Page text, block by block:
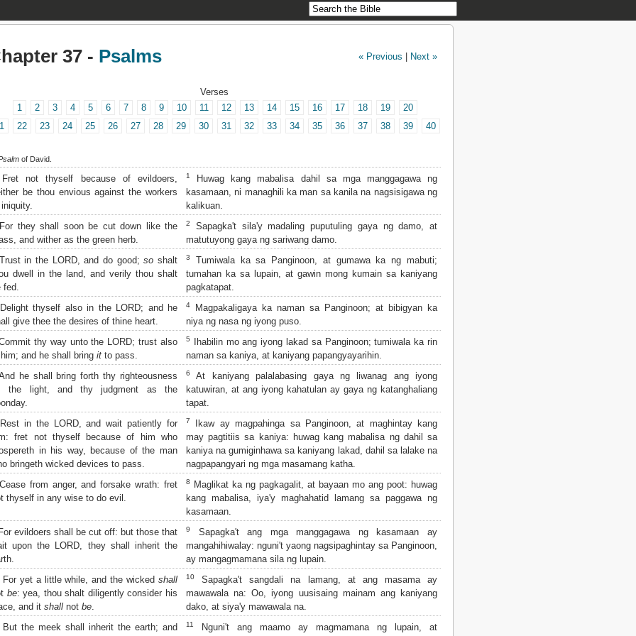
37 - Psalms « Previous Next »
Verses
1
2 3 4 5 6 7 8 9 10 11 12 13 14 15 16 17 18 19
20
22 23 24 25 26 27 28 29 30 31 32 33 34 35 36 37 38 39 40
of David.
Fret not thyself because of evildoers,
be thou envious against the workers
1
Huwag kang mabalisa dahil sa mga manggagawa ng
kasamaan, ni managhili ka man sa kanila na nagsisigawa ng
kalikuan.
For they shall soon be cut down like the
and wither as the green herb.
2
Sapagka't sila'y madaling puputuling gaya ng damo, at
matutuyong gaya ng sariwang damo.
Trust in the LORD, and do good;so shalt
dwell in the land, and verily thou shalt
fed.
3
Tumiwala ka sa Panginoon, at gumawa ka ng mabuti;
tumahan ka sa lupain, at gawin mong kumain sa kaniyang
pagkatapat.
Delight thyself also in the LORD; and he
give thee the desires of thine heart.
4
Magpakaligaya ka naman sa Panginoon; at bibigyan ka
niya ng nasa ng iyong puso.
thy way unto the LORD; trust also
and he shall bring it to pass.
5
Ihabilin mo ang iyong lakad sa Panginoon; tumiwala ka rin
naman sa kaniya, at kaniyang papangyayarihin.
he shall bring forth thy righteousness
the light, and thy judgment as the
6
At kaniyang palalabasing gaya ng liwanag ang iyong
katuwiran, at ang iyong kahatulan ay gaya ng katanghaliang
tapat.
Rest in the LORD, and wait patiently for
fret not thyself because of him who
in his way, because of the man
bringeth wicked devices to pass.
7
Ikaw ay magpahinga sa Panginoon, at maghintay kang
may pagtitiis sa kaniya: huwag kang mabalisa ng dahil sa
kaniya na gumiginhawa sa kaniyang lakad, dahil sa lalake na
nagpapangyari ng mga masamang katha.
Cease from anger, and forsake wrath: fret
thyself in any wise to do evil.
8
Maglikat ka ng pagkagalit, at bayaan mo ang poot: huwag
kang mabalisa, iya'y maghahatid lamang sa paggawa ng
kasamaan.
For evildoers shall be cut off: but those that
upon the LORD, they shall inherit the
9
Sapagka't ang mga manggagawa ng kasamaan ay
mangahihiwalay: nguni't yaong nagsipaghintay sa Panginoon,
ay mangagmamana sila ng lupain.
For yet a little while, and the wicked shall
be: yea, thou shalt diligently consider his
and it shall not be
10
Sapagka't sangdali na lamang, at ang masama ay
mawawala na: Oo, iyong uusisaing mainam ang kaniyang
dako, at siya'y mawawala na.
But the meek shall inherit the earth; and
11
Nguni't ang maamo ay magmamana ng lupain, at